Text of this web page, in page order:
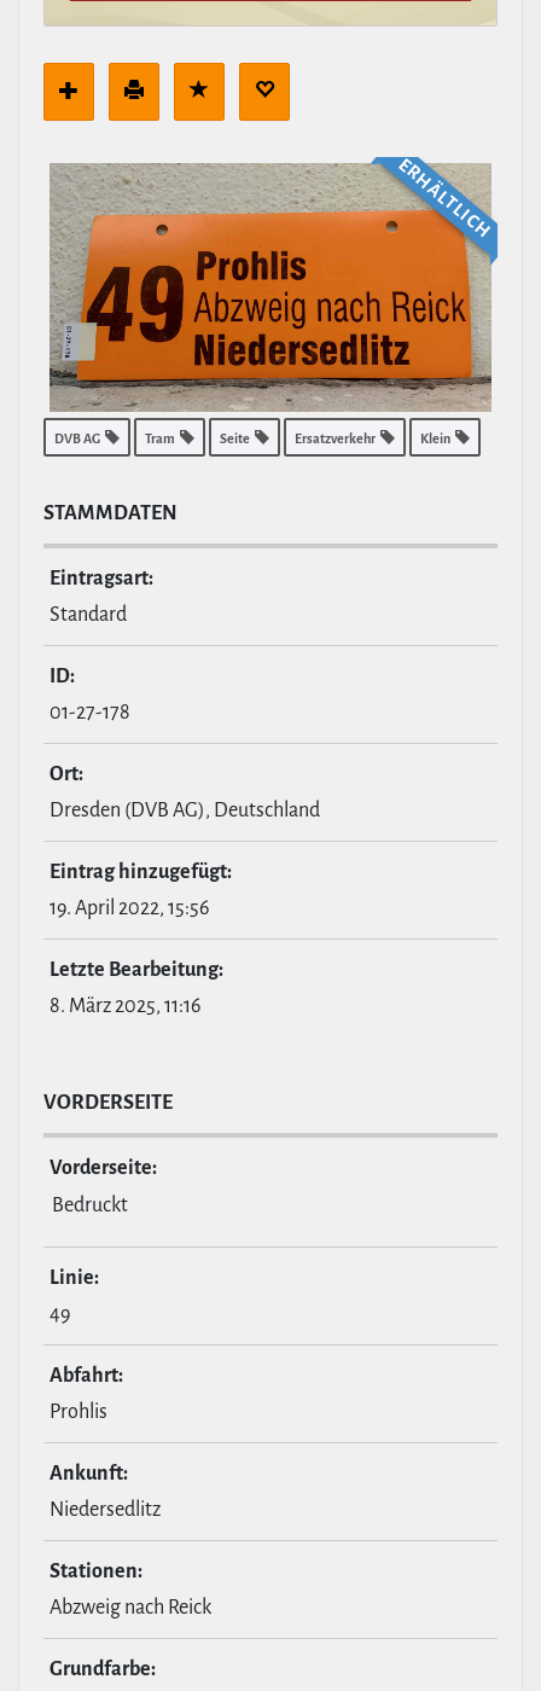
ERHÄLT­LICH
DVB AG Tram Seite Ersatzverkehr Klein
STAMM­DATEN
Ein­tragsart:
Standard
ID:
01-27-178
Ort:
Dresden (DVB AG), Deutschland
Eintrag hin­zu­ge­fügt:
19. April 2022, 15:56
Letzte Bear­bei­tung:
8. März 2025, 11:16
VOR­DER­SEITE
Vor­der­seite:
Bedruckt
Linie:
49
Abfahrt:
Prohlis
Ankunft:
Niedersedlitz
Stationen:
Abzweig nach Reick
Grund­farbe: